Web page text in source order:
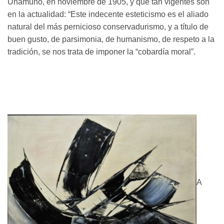
Unamuno, en noviembre de 1905, y que tan vigentes son
en la actualidad: “Este indecente esteticismo es el aliado
natural del más pernicioso conservadurismo, y a título de
buen gusto, de parsimonia, de humanismo, de respeto a la
tradición, se nos trata de imponer la “cobardía moral”.
A